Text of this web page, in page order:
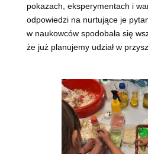
pokazach, eksperymentach i
odpowiedzi na nurtujące je
w naukowców spodobała się
że już planujemy udział w